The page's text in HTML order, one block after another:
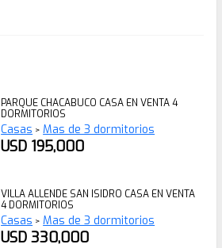
PARQUE CHACABUCO CASA EN VENTA 4
DORMITORIOS
Casas >Mas de 3 dormitorios
USD 195,000
VILLA ALLENDE SAN ISIDRO CASA EN VENTA
4 DORMITORIOS
Casas >Mas de 3 dormitorios
USD 330,000